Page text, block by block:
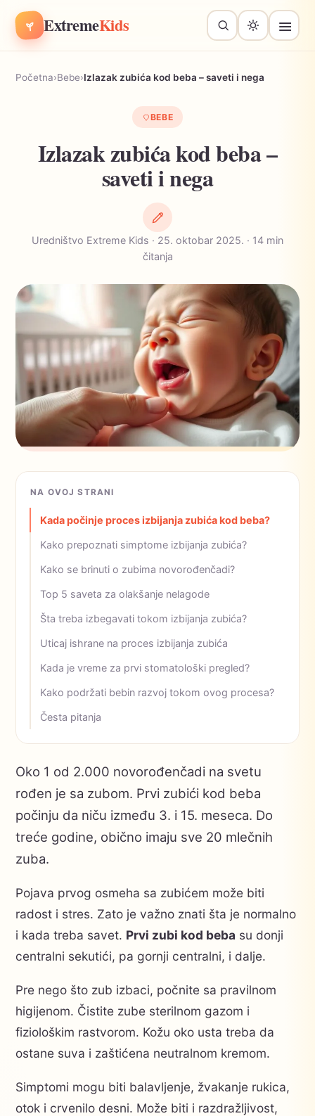
ExtremeKids
Početna›Bebe›Izlazak zubića kod beba – saveti i nega
BEBE
Izlazak zubića kod beba –
saveti i nega
Uredništvo Extreme Kids · 25. oktobar 2025. · 14 min
čitanja
NA OVOJ STRANI
Kada počinje proces izbijanja zubića kod beba?
Kako prepoznati simptome izbijanja zubića?
Kako se brinuti o zubima novorođenčadi?
Top 5 saveta za olakšanje nelagode
Šta treba izbegavati tokom izbijanja zubića?
Uticaj ishrane na proces izbijanja zubića
Kada je vreme za prvi stomatološki pregled?
Kako podržati bebin razvoj tokom ovog procesa?
Česta pitanja
Oko 1 od 2.000 novorođenčadi na svetu
rođen je sa zubom. Prvi zubići kod beba
počinju da niču između 3. i 15. meseca. Do
treće godine, obično imaju sve 20 mlečnih
zuba.
Pojava prvog osmeha sa zubićem može biti
radost i stres. Zato je važno znati šta je normalno
i kada treba savet. Prvi zubi kod beba su donji
centralni sekutići, pa gornji centralni, i dalje.
Pre nego što zub izbaci, počnite sa pravilnom
higijenom. Čistite zube sterilnom gazom i
fiziološkim rastvorom. Kožu oko usta treba da
ostane suva i zaštićena neutralnom kremom.
Simptomi mogu biti balavljenje, žvakanje rukica,
otok i crvenilo desni. Može biti i razdražljivost,